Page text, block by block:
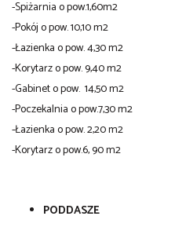
-Spiżarnia o pow.1,60m2
-Pokój o pow. 10,10 m2
-Łazienka o pow. 4,30 m2
-Korytarz o pow. 9,40 m2
-Gabinet o pow. 14,50 m2
-Poczekalnia o pow.7,30 m2
-Łazienka o pow. 2,20 m2
-Korytarz o pow.6, 90 m2
PODDASZE